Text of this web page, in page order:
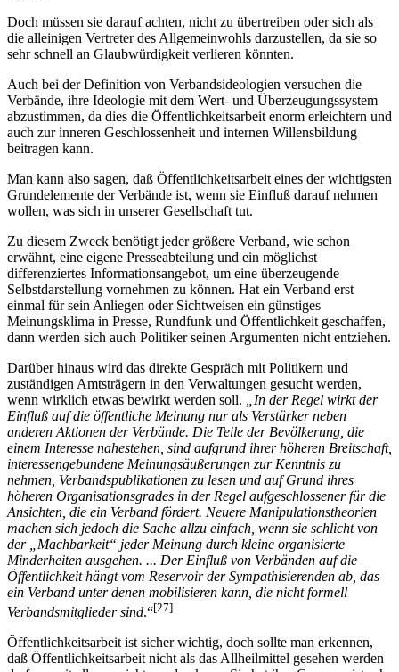
Doch müssen sie darauf achten, nicht zu übertreiben oder sich als
die alleinigen Vertreter des Allgemeinwohls darzustellen, da sie so
sehr schnell an Glaubwürdigkeit verlieren könnten.
Auch bei der Definition von Verbandsideologien versuchen die
Verbände, ihre Ideologie mit dem Wert- und Überzeugungssystem
abzustimmen, da dies die Öffentlichkeitsarbeit enorm erleichtern und
auch zur inneren Geschlossenheit und internen Willensbildung
beitragen kann.
Man kann also sagen, daß Öffentlichkeitsarbeit eines der wichtigsten
Grundelemente der Verbände ist, wenn sie Einfluß darauf nehmen
wollen, was sich in unserer Gesellschaft tut.
Zu diesem Zweck benötigt jeder größere Verband, wie schon
erwähnt, eine eigene Presseabteilung und ein möglichst
differenziertes Informationsangebot, um eine überzeugende
Selbstdarstellung vornehmen zu können. Hat ein Verband erst
einmal für sein Anliegen oder Sichtweisen ein günstiges
Meinungsklima in Presse, Rundfunk und Öffentlichkeit geschaffen,
dann werden sich auch Politiker seinen Argumenten nicht entziehen.
Darüber hinaus wird das direkte Gespräch mit Politikern und
zuständigen Amtsträgern in den Verwaltungen gesucht werden,
wenn wirklich etwas bewirkt werden soll.
„In der Regel wirkt der
Einfluß auf die öffentliche Meinung nur als Verstärker neben
anderen Aktionen der Verbände. Die Teile der Bevölkerung, die
einem Interesse nahestehen, sind aufgrund ihrer höheren Breitschaft,
interessengebundene Meinungsäußerungen zur Kenntnis zu
nehmen, Verbandspublikationen zu lesen und auf Grund ihres
höheren Organisationsgrades in der Regel aufgeschlossener für die
Ansichten, die ein Verband fördert. Neuere Manipulationstheorien
machen sich jedoch die Sache allzu einfach, wenn sie schlicht von
der „Machbarkeit“ jeder Meinung durch kleine organisierte
Minderheiten ausgehen. ... Der Einfluß von Verbänden auf die
Öffentlichkeit hängt vom Reservoir der Sympathisierenden ab, das
ein Verband unter denen mobilisieren kann, die nicht formell
Verbandsmitglieder sind.“[27]
Öffentlichkeitsarbeit ist sicher wichtig, doch sollte man erkennen,
daß Öffentlichkeitsarbeit nicht als das Allheilmittel gesehen werden